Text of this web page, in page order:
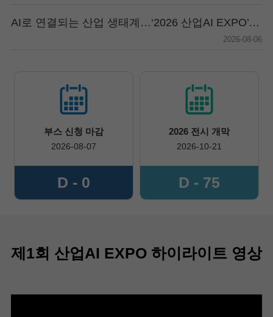
AI로 연결되는 산업 생태계…‘2026 산업AI EXPO’ 10월 킨텍스 개최
2026-08-06
부스 신청 마감
2026-08-07
D - 0
2026 전시 개막
2026-10-21
D - 75
제1회 산업AI EXPO 하이라이트 영상